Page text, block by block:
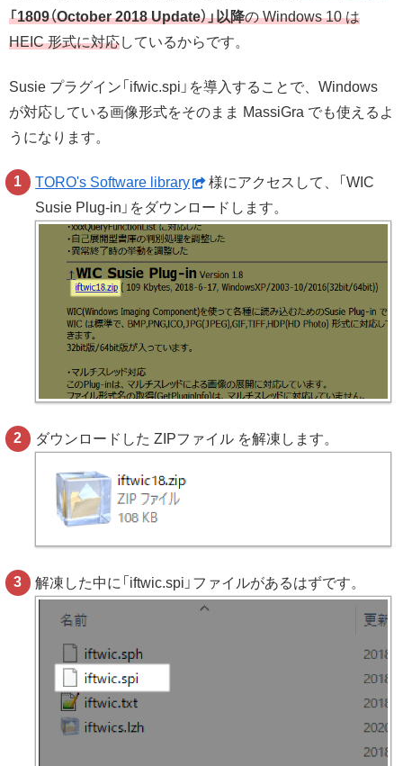
「1809（October 2018 Update）」以降の Windows 10 は
HEIC 形式に対応しているからです。
Susie プラグイン「ifwic.spi」を導入することで、Windows
が対応している画像形式をそのまま MassiGra でも使えるよ
うになります。
TORO's Software library
様にアクセスして、「WIC
Susie Plug-in」をダウンロードします。
ダウンロードした ZIPファイル を解凍します。
解凍した中に「iftwic.spi」ファイルがあるはずです。